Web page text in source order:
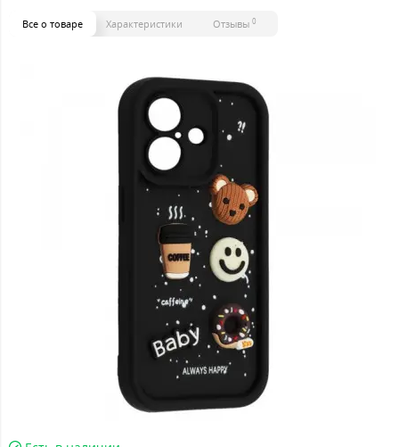
Все о товаре Характеристики Отзывы 0